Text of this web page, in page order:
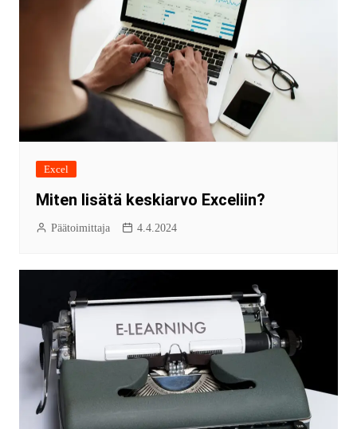
Excel
Miten lisätä keskiarvo Exceliin?
Päätoimittaja 4.4.2024